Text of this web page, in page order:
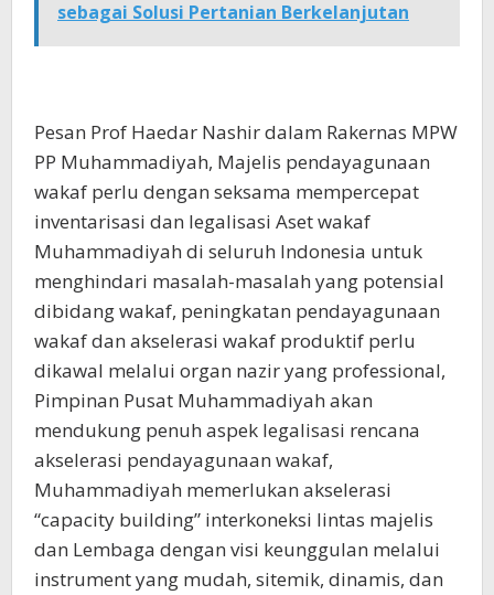
sebagai Solusi Pertanian Berkelanjutan
Pesan Prof Haedar Nashir dalam Rakernas MPW
PP Muhammadiyah, Majelis pendayagunaan
wakaf perlu dengan seksama mempercepat
inventarisasi dan legalisasi Aset wakaf
Muhammadiyah di seluruh Indonesia untuk
menghindari masalah-masalah yang potensial
dibidang wakaf, peningkatan pendayagunaan
wakaf dan akselerasi wakaf produktif perlu
dikawal melalui organ nazir yang professional,
Pimpinan Pusat Muhammadiyah akan
mendukung penuh aspek legalisasi rencana
akselerasi pendayagunaan wakaf,
Muhammadiyah memerlukan akselerasi
“capacity building” interkoneksi lintas majelis
dan Lembaga dengan visi keunggulan melalui
instrument yang mudah, sitemik, dinamis, dan